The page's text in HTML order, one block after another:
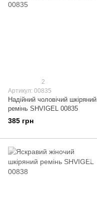
2
Артикул: 00835
Надійний чоловічий шкіряний
ремінь SHVIGEL 00835
385 грн